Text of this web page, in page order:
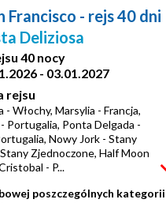
Francisco - rejs 40 dni
Deliziosa
40 nocy
- 03.01.2027
rejsu
Włochy, Marsylia - Francja,
Portugalia, Ponta Delgada -
Nowy Jork - Stany
Zjednoczone, Half Moon
- P...
poszczególnych kategorii